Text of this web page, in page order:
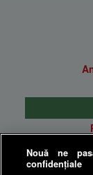
Nouă ne
confidențiale